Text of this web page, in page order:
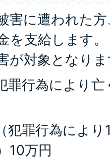
害に遭われた
を支給します
が対象となり
罪行為により
犯罪行為によ
10万円